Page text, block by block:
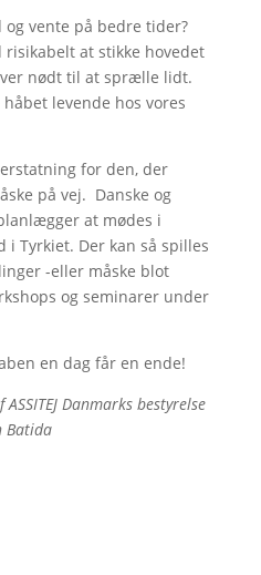
vente på bedre tider?
at stikke hovedet
nødt til at sprælle lidt.
levende hos vores
for den, der
på vej. Danske og
at mødes i
Tyrkiet. Der kan så spilles
-eller måske blot
og seminarer under
en dag får en ende!
Danmarks bestyrelse
Batida